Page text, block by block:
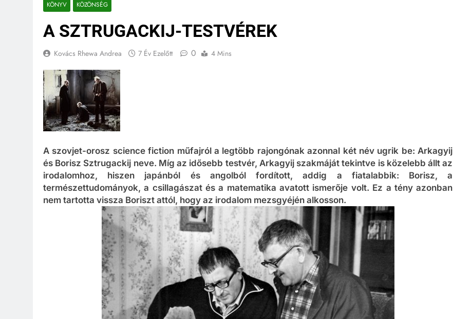
KÖNYV KÖZÖNSÉG
A SZTRUGACKIJ-TESTVÉREK
Kovács Rhewa Andrea 7 Év Ezelőtt 0 4 Mins
A szovjet-orosz science fiction műfajról a legtöbb rajongónak azonnal két név ugrik be: Arkagyij
és Borisz Sztrugackij neve. Míg az idősebb testvér, Arkagyij szakmáját tekintve is közelebb állt az
irodalomhoz, hiszen japánból és angolból fordított, addig a fiatalabbik: Borisz, a
természettudományok, a csillagászat és a matematika avatott ismerője volt. Ez a tény azonban
nem tartotta vissza Boriszt attól, hogy az irodalom mezsgyéjén alkosson.